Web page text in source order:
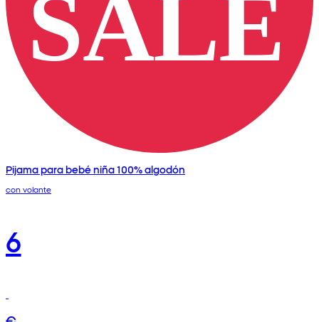
Pijama para bebé niña 100% algodón
con volante
6